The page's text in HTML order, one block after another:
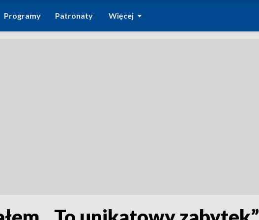
Programy Patronaty Więcej